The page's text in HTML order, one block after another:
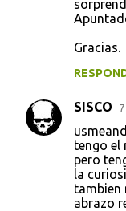
Gracias.
SISCO
tengo el
pero
la
tambien
abrazo